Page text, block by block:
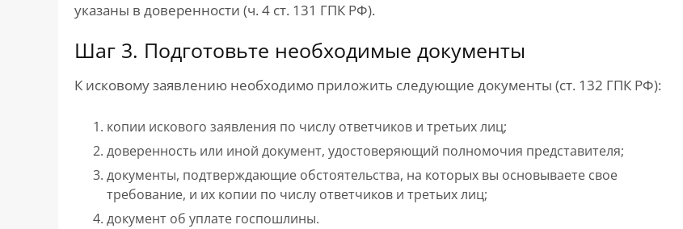
указаны в доверенности (ч. 4 ст. 131 ГПК РФ).
Шаг 3. Подготовьте необходимые документы
К исковому заявлению необходимо приложить следующие документы (ст. 132 ГПК РФ):
копии искового заявления по числу ответчиков и третьих лиц;
доверенность или иной документ, удостоверяющий полномочия представителя;
документы, подтверждающие обстоятельства, на которых вы основываете свое
требование, и их копии по числу ответчиков и третьих лиц;
документ об уплате госпошлины.